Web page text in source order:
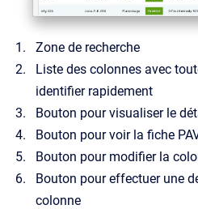
Zone de recherche
Liste des colonnes avec
identifier rapidement
Bouton pour visualiser le
Bouton pour voir la fiche
Bouton pour modifier la
Bouton pour effectuer une
colonne